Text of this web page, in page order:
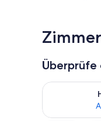
Überprüfe
Überprüfe